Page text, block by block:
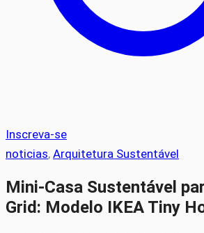
Inscreva-se
noticias, Arquitetura Sustentável
Mini-Casa Sustentável
Grid: Modelo IKEA Tiny